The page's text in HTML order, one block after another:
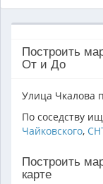
Построить
От и До
Улица Чкалова
По соседству
Чайковского,
Построить
карте